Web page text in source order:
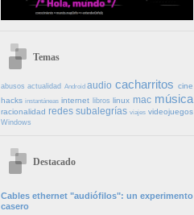
Temas
abusosactualidad Androidaudio cacharritos cine
hacksinstantáneas internet libros linux mac música
racionalidad redes subalegríasviajes videojuegos
Windows
Destacado
Cables ethernet "audiófilos": un experimento
casero